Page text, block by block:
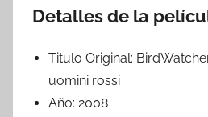
Detalles de la
Titulo Original:
uomini rossi
Año: 2008